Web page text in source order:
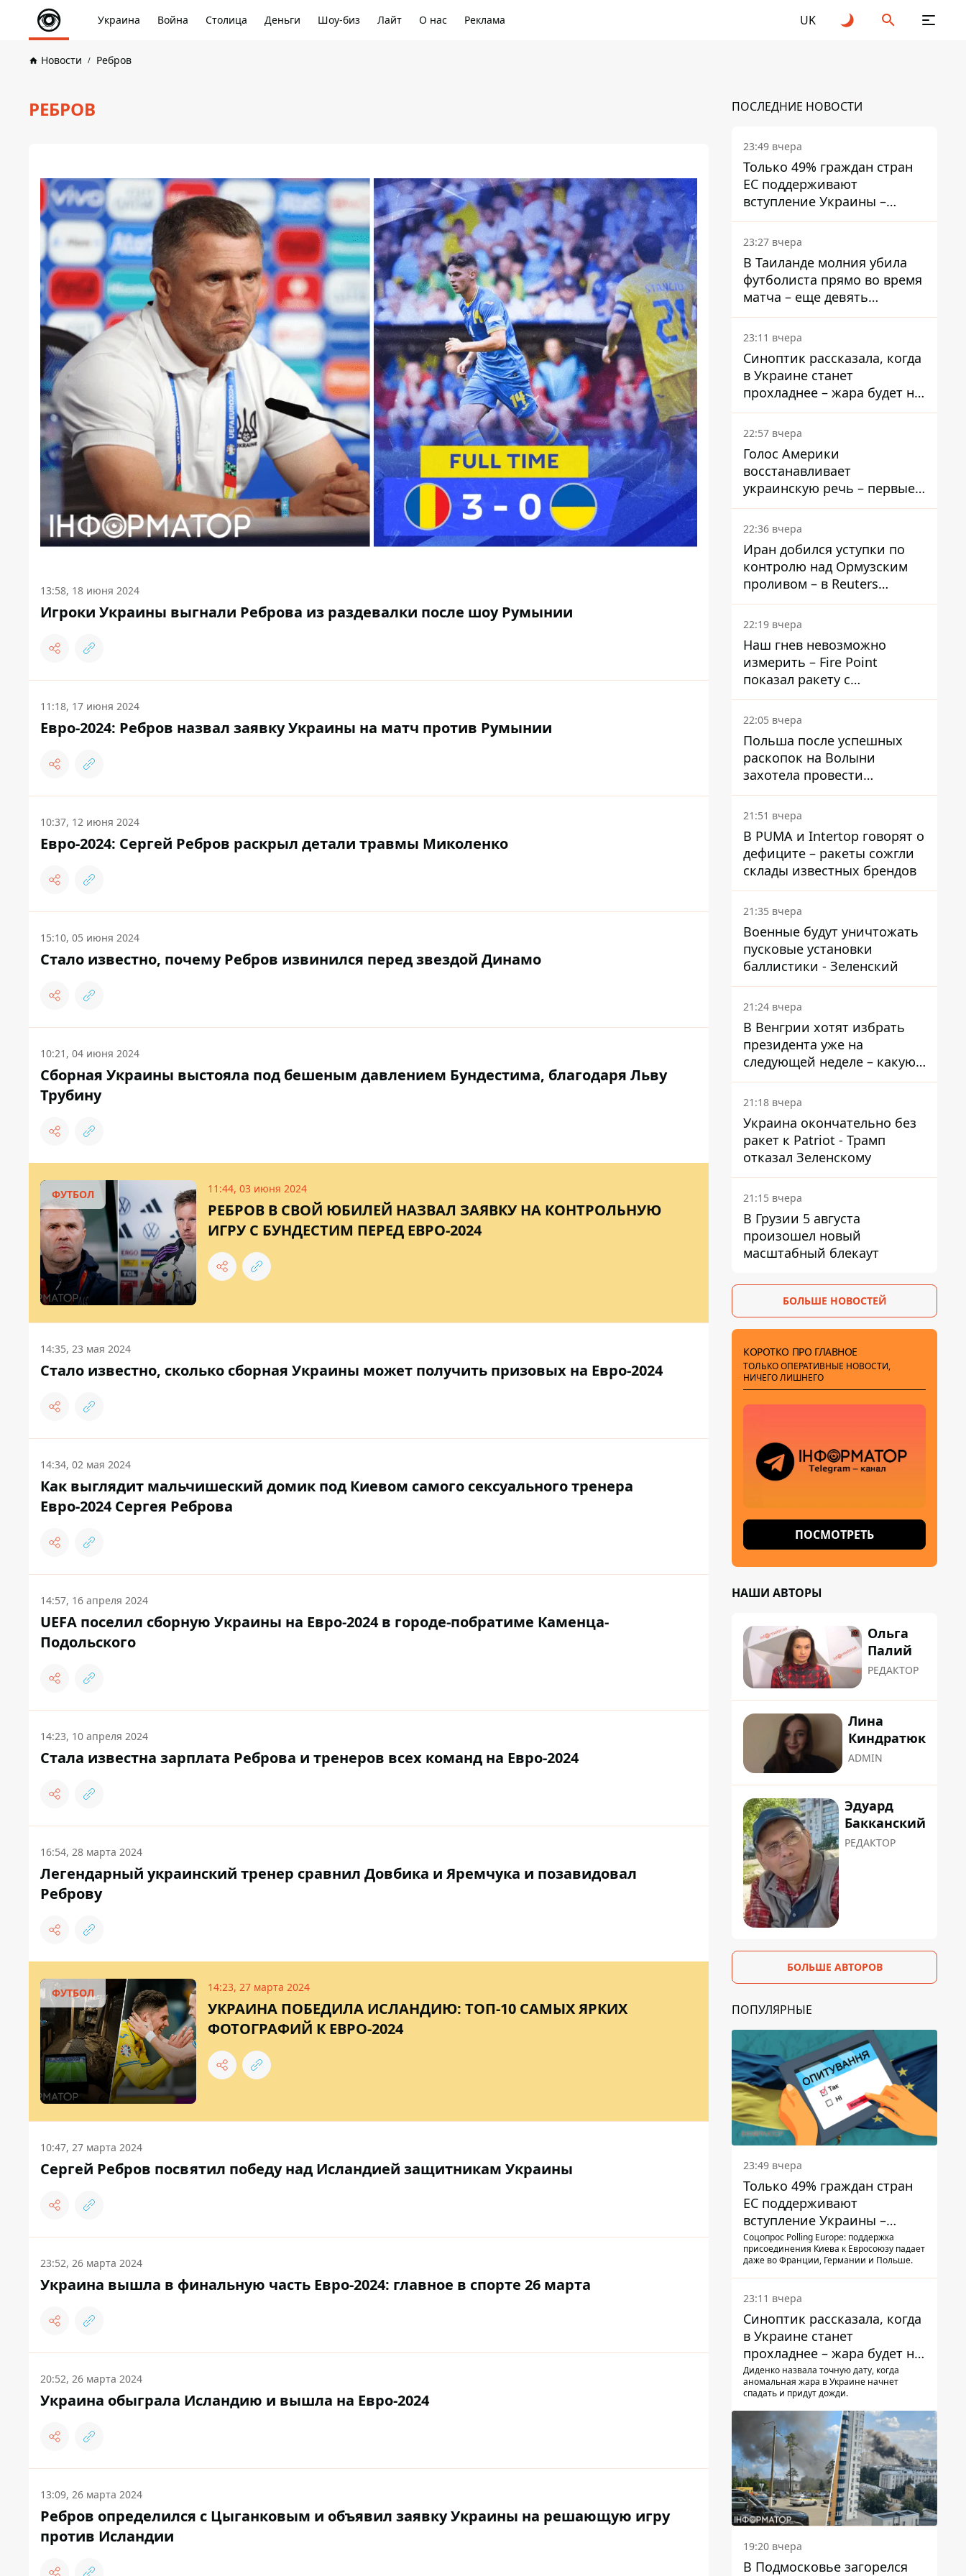
Украина Война Столица Деньги Шоу-биз Лайт О нас Реклама UK
Новости Ребров
РЕБРОВ
13:58, 18 июня 2024
Игроки Украины выгнали Реброва из раздевалки после шоу Румынии
11:18, 17 июня 2024
Евро-2024: Ребров назвал заявку Украины на матч против Румынии
10:37, 12 июня 2024
Евро-2024: Сергей Ребров раскрыл детали травмы Миколенко
15:10, 05 июня 2024
Стало известно, почему Ребров извинился перед звездой Динамо
10:21, 04 июня 2024
Сборная Украины выстояла под бешеным давлением Бундестима, благодаря Льву
Трубину
ФУТБОЛ 11:44, 03 июня 2024
РЕБРОВ В СВОЙ ЮБИЛЕЙ НАЗВАЛ ЗАЯВКУ НА КОНТРОЛЬНУЮ
ИГРУ С БУНДЕСТИМ ПЕРЕД ЕВРО-2024
14:35, 23 мая 2024
Стало известно, сколько сборная Украины может получить призовых на Евро-2024
14:34, 02 мая 2024
Как выглядит мальчишеский домик под Киевом самого сексуального тренера
Евро-2024 Сергея Реброва
14:57, 16 апреля 2024
UEFA поселил сборную Украины на Евро-2024 в городе-побратиме Каменца-
Подольского
14:23, 10 апреля 2024
Стала известна зарплата Реброва и тренеров всех команд на Евро-2024
16:54, 28 марта 2024
Легендарный украинский тренер сравнил Довбика и Яремчука и позавидовал
Реброву
ФУТБОЛ 14:23, 27 марта 2024
УКРАИНА ПОБЕДИЛА ИСЛАНДИЮ: ТОП-10 САМЫХ ЯРКИХ
ФОТОГРАФИЙ К ЕВРО-2024
10:47, 27 марта 2024
Сергей Ребров посвятил победу над Исландией защитникам Украины
23:52, 26 марта 2024
Украина вышла в финальную часть Евро-2024: главное в спорте 26 марта
20:52, 26 марта 2024
Украина обыграла Исландию и вышла на Евро-2024
13:09, 26 марта 2024
Ребров определился с Цыганковым и объявил заявку Украины на решающую игру
против Исландии
ПОСЛЕДНИЕ НОВОСТИ
23:49 вчера
Только 49% граждан стран
ЕС поддерживают
вступление Украины –
результаты опроса
23:27 вчера
В Таиланде молния убила
футболиста прямо во время
матча – еще девять
пострадали
23:11 вчера
Синоптик рассказала, когда
в Украине станет
прохладнее – жара будет не
долго
22:57 вчера
Голос Америки
восстанавливает
украинскую речь – первые
эфиры ожидаются на
следующей неделе
22:36 вчера
Иран добился уступки по
контролю над Ормузским
проливом – в Reuters
раскрыли детали
22:19 вчера
Наш гнев невозможно
измерить – Fire Point
показал ракету с
загадочной отметкой 723
22:05 вчера
Польша после успешных
раскопок на Волыни
захотела провести
эксгумацию в новых местах
21:51 вчера
В PUMA и Intertop говорят о
дефиците – ракеты сожгли
склады известных брендов
21:35 вчера
Военные будут уничтожать
пусковые установки
баллистики - Зеленский
21:24 вчера
В Венгрии хотят избрать
президента уже на
следующей неделе – какую
дату предлагают
21:18 вчера
Украина окончательно без
ракет к Patriot - Трамп
отказал Зеленскому
21:15 вчера
В Грузии 5 августа
произошел новый
масштабный блекаут
БОЛЬШЕ НОВОСТЕЙ
КОРОТКО ПРО ГЛАВНОЕ
ТОЛЬКО ОПЕРАТИВНЫЕ НОВОСТИ,
НИЧЕГО ЛИШНЕГО
ПОСМОТРЕТЬ
НАШИ АВТОРЫ
Ольга
Палий
РЕДАКТОР
Лина
Киндратюк
ADMIN
Эдуард
Бакканский
РЕДАКТОР
БОЛЬШЕ АВТОРОВ
ПОПУЛЯРНЫЕ
23:49 вчера
Только 49% граждан стран
ЕС поддерживают
вступление Украины –
результаты опроса
Соцопрос Polling Europe: поддержка
присоединения Киева к Евросоюзу падает
даже во Франции, Германии и Польше.
23:11 вчера
Синоптик рассказала, когда
в Украине станет
прохладнее – жара будет не
долго
Диденко назвала точную дату, когда
аномальная жара в Украине начнет
спадать и придут дожди.
19:20 вчера
В Подмосковье загорелся